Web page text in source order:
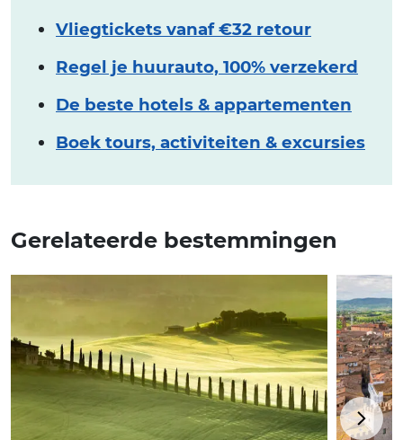
Vliegtickets vanaf €32 retour
Regel je huurauto, 100% verzekerd
De beste hotels & appartementen
Boek tours, activiteiten & excursies
Gerelateerde bestemmingen